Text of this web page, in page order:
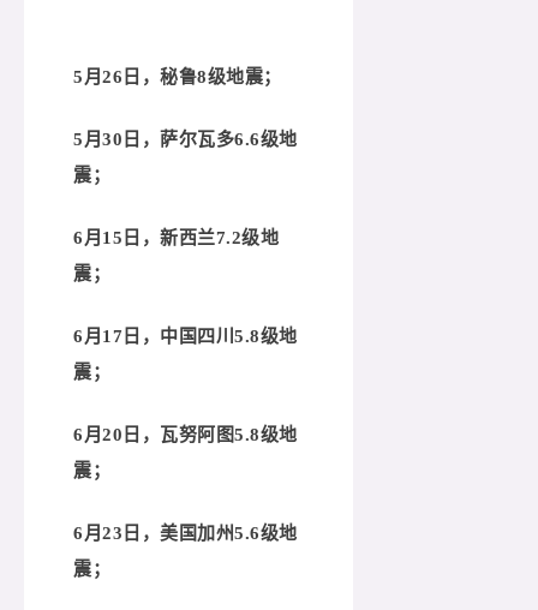
5月26日，秘鲁8级地震；
5月30日，萨尔瓦多6.6级地
震；
6月15日，新西兰7.2级地
震；
6月17日，中国四川5.8级地
震；
6月20日，瓦努阿图5.8级地
震；
6月23日，美国加州5.6级地
震；